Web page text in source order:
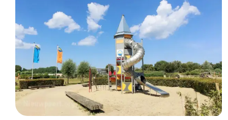
Stationnement
Tram
du
littoral
Adresses
Médicales
Région
Flandre-
Occidentale